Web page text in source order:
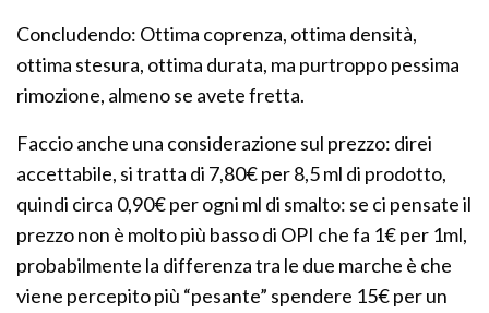
Concludendo: Ottima coprenza, ottima densità,
ottima stesura, ottima durata, ma purtroppo pessima
rimozione, almeno se avete fretta.
Faccio anche una considerazione sul prezzo: direi
accettabile, si tratta di 7,80€ per 8,5 ml di prodotto,
quindi circa 0,90€ per ogni ml di smalto: se ci pensate il
prezzo non è molto più basso di OPI che fa 1€ per 1ml,
probabilmente la differenza tra le due marche è che
viene percepito più “pesante” spendere 15€ per un